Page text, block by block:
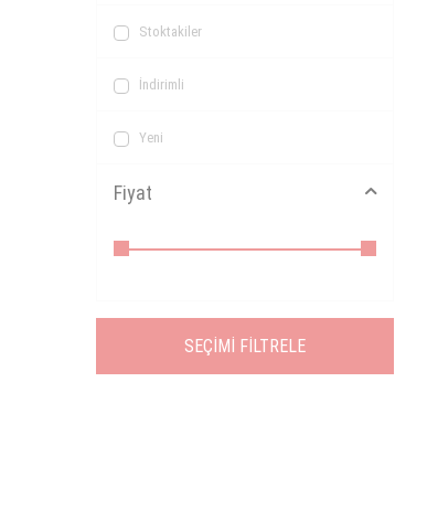
Stoktakiler
İndirimli
Yeni
Fiyat
SEÇIMI FILTRELE